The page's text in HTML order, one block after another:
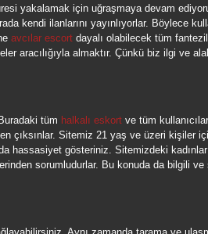
yakalamak için uğraşmaya devam
kendi ilanlarını yayınlıyorlar. Böylece
avcılar escort dayalı olabilecek tüm
almaktır. Çünkü biz ilgi ve
tüm halkalı eskort ve tüm
çıksınlar. Sitemiz 21 yaş ve üzeri kişiler
hassasiyet gösteriniz. Sitemizdeki
sorumludurlar. Bu konuda da bilgili